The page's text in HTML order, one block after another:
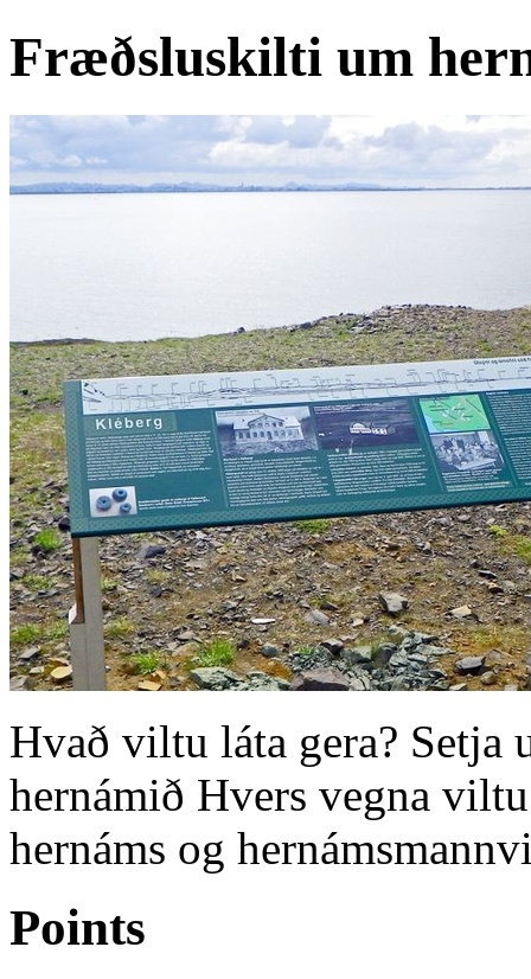
Fræðsluskilti um
Hvað viltu láta gera?
hernámið Hvers vegna
hernáms og
Points